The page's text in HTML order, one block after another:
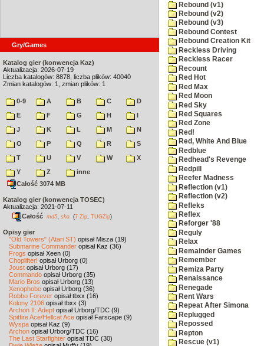
Gry/Games
Katalog gier (konwencja Kaz)
Aktualizacja: 2026-07-19
Liczba katalogów: 8878, liczba plików: 40040
Zmian katalogów: 1, zmian plików: 1
0-9 A B C
D
E
F G H
I
J
K L M
N
O
P Q R
S
T
U V W
X
Y
Z
inne
Całość 3074 MB
Katalog gier (konwencja TOSEC)
Aktualizacja: 2021-07-11
Całość md5 sha (7-Zip TUGZip)
Opisy gier
"Old Towers" (Atari ST) opisał Misza (19)
Submarine Commander opisał Kaz (36)
Frogs opisał Xeen (0)
Choplifter! opisał Urborg (0)
Joust opisał Urborg (17)
Commando opisał Urborg (35)
Mario Bros opisał Urborg (13)
Xenophobe opisał Urborg (36)
Robbo Forever opisał tbxx (16)
Kolony 2106 opisał tbxx (3)
Archon II: Adept opisał Urborg/TDC (9)
Spitfire Ace/Hellcat Ace opisał Farscape (9)
Wyspa opisał Kaz (9)
Archon opisał Urborg/TDC (16)
The Last Starfighter opisał TDC (30)
Rebound (v1)
Rebound (v2)
Rebound (v3)
Rebound Contest
Rebound Creation Kit
Reckless Driving
Reckless Racer
Recount
Red Hot
Red Max
Red Moon
Red Sky
Red Squares
Red Zone
Red!
Red, White And Blue
Redblue
Redhead's Revenge
Redpill
Reefer Madness
Reflection (v1)
Reflection (v2)
Refleks
Reflex
Reforger '88
Reguly
Relax
Remainder Games
Remember
Remiza Party
Renaissance
Renegade
Rent Wars
Repeat After Simona
Replugged
Repossed
Repton
Rescue (v1)